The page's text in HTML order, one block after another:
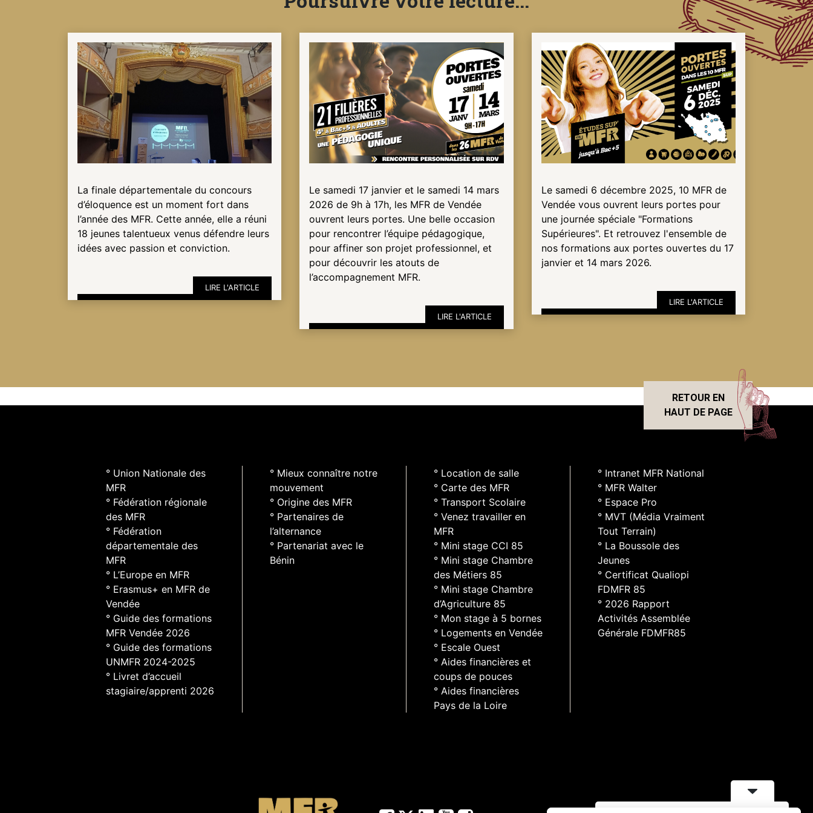
ACTUALITÉ
TRAVAILLER
La finale départementale du concours
d’éloquence est un moment fort dans
l’année des MFR. Cette année, elle a réuni
18 jeunes talentueux venus défendre leurs
idées avec passion et conviction.
LIRE L'ARTICLE
Le samedi 17 janvier et le samedi 14 mars
2026 de 9h à 17h, les MFR de Vendée
ouvrent leurs portes. Une belle occasion
pour rencontrer l’équipe pédagogique,
pour affiner son projet professionnel, et
pour découvrir les atouts de
l’accompagnement MFR.
LIRE L'ARTICLE
Le samedi 6 décembre 2025, 10 MFR de
Vendée vous ouvrent leurs portes pour
une journée spéciale "Formations
Supérieures". Et retrouvez l'ensemble de
nos formations aux portes ouvertes du 17
janvier et 14 mars 2026.
LIRE L'ARTICLE
RETOUR EN
HAUT DE PAGE
° Union Nationale des
MFR
° Fédération régionale
des MFR
° Fédération
départementale des
MFR
° L’Europe en MFR
° Erasmus+ en MFR de
Vendée
° Guide des formations
MFR Vendée 2026
° Guide des formations
UNMFR 2024-2025
° Livret d’accueil
stagiaire/apprenti 2026
° Mieux connaître notre
mouvement
° Origine des MFR
° Partenaires de
l’alternance
° Partenariat avec le
Bénin
° Location de salle
° Carte des MFR
° Transport Scolaire
° Venez travailler en
MFR
° Mini stage CCI 85
° Mini stage Chambre
des Métiers 85
° Mini stage Chambre
d’Agriculture 85
° Mon stage à 5 bornes
° Logements en Vendée
° Escale Ouest
° Aides financières et
coups de pouces
° Aides financières
Pays de la Loire
° Intranet MFR National
° MFR Walter
° Espace Pro
° MVT (Média Vraiment
Tout Terrain)
° La Boussole des
Jeunes
° Certificat Qualiopi
FDMFR 85
° 2026 Rapport
Activités Assemblée
Générale FDMFR85